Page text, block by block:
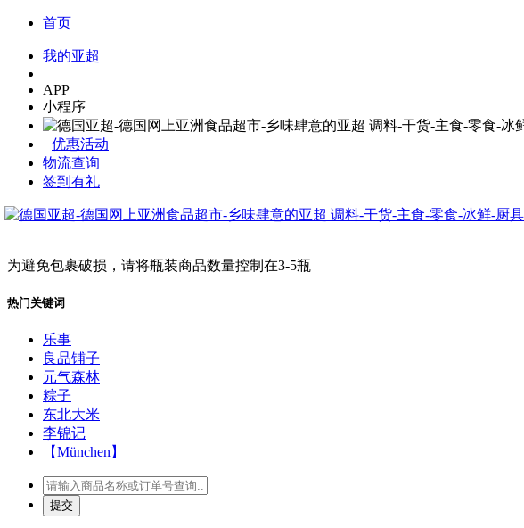
首页
我的亚超
APP
小程序
优惠活动
物流查询
签到有礼
为避免包裹破损，请将瓶装商品数量控制在3-5瓶
热门关键词
乐事
良品铺子
元气森林
粽子
东北大米
李锦记
【München】